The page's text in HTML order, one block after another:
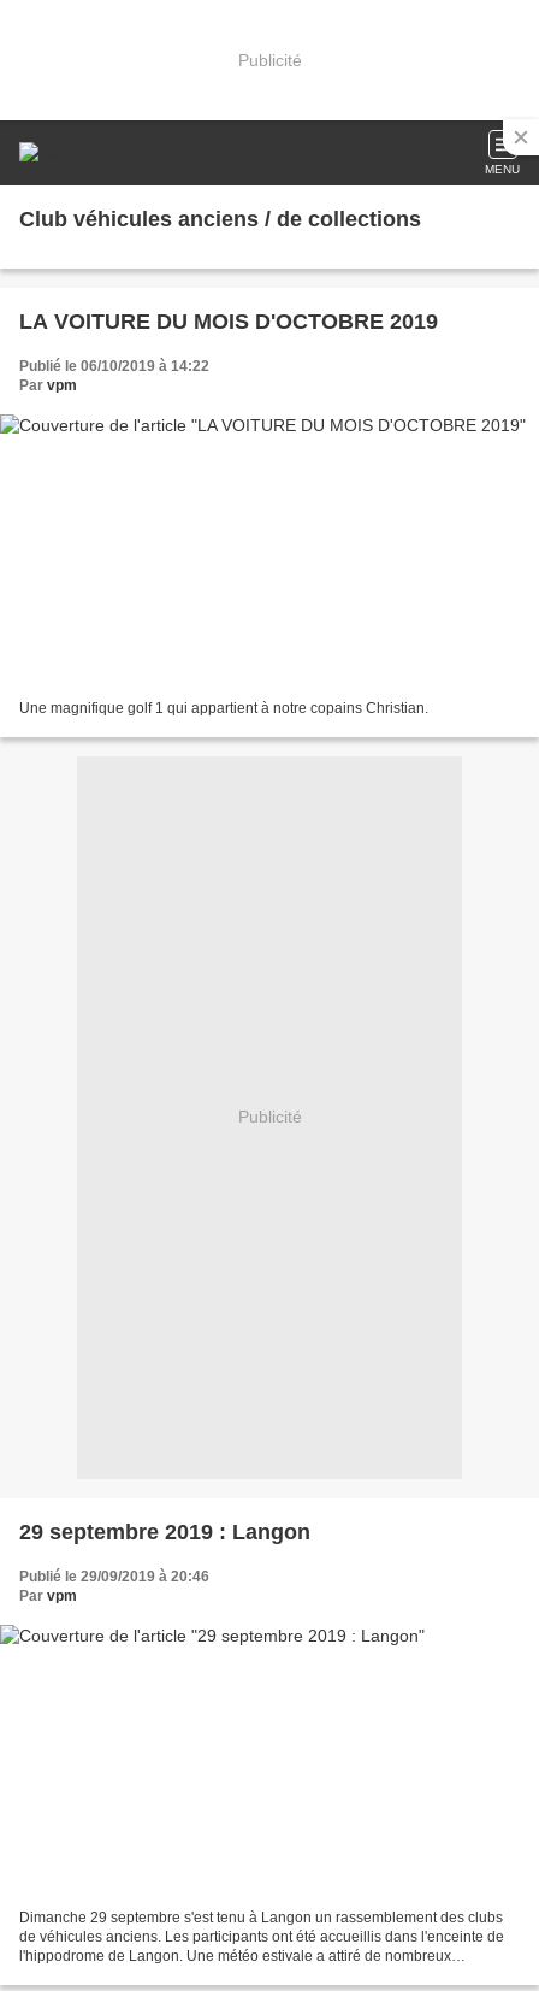
Publicité
MENU
Club véhicules anciens / de collections
LA VOITURE DU MOIS D'OCTOBRE 2019
Publié le 06/10/2019 à 14:22
Par vpm
Une magnifique golf 1 qui appartient à notre copains Christian.
Publicité
29 septembre 2019 : Langon
Publié le 29/09/2019 à 20:46
Par vpm
Dimanche 29 septembre s'est tenu à Langon un rassemblement des clubs
de véhicules anciens. Les participants ont été accueillis dans l'enceinte de
l'hippodrome de Langon. Une météo estivale a attiré de nombreux